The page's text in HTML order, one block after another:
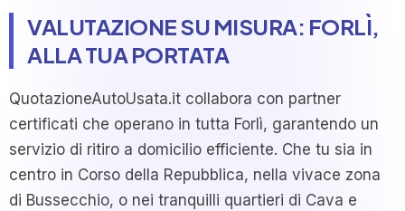
VALUTAZIONE SU MISURA: FORLÌ,
ALLA TUA PORTATA
QuotazioneAutoUsata.it collabora con partner
certificati che operano in tutta Forlì, garantendo un
servizio di ritiro a domicilio efficiente. Che tu sia in
centro in Corso della Repubblica, nella vivace zona
di Bussecchio, o nei tranquilli quartieri di Cava e